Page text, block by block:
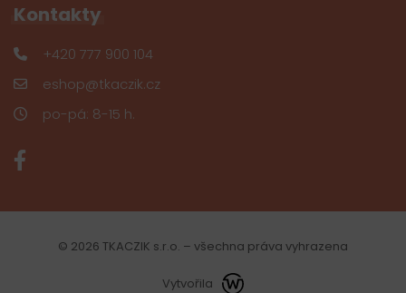
Kontakty
+420 777 900 104
eshop@tkaczik.cz
po-pá: 8-15 h.
© 2026 TKACZIK s.r.o. – všechna práva vyhrazena
Vytvořila